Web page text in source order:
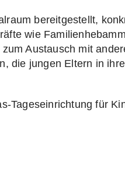
bereitgestellt,
wie
Austausch mit
die jungen Eltern in
Tageseinrichtung für